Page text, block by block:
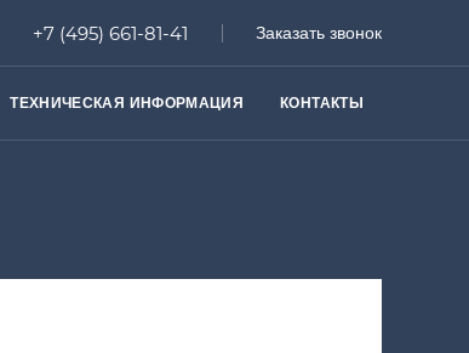
+7 (495) 661-81-41 Заказать звонок
ТЕХНИЧЕСКАЯ ИНФОРМАЦИЯ КОНТАКТЫ